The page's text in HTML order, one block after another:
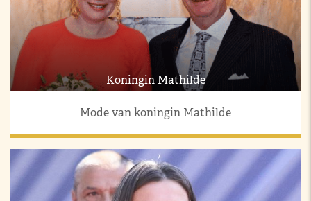
Koningin Mathilde
Mode van koningin Mathilde